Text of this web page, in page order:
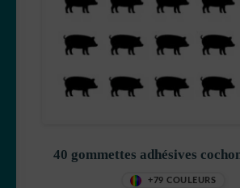
40 gommettes adhésives
+79 COULEURS